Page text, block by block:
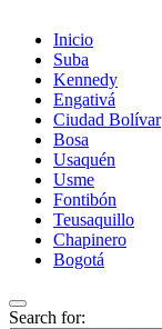
Inicio
Suba
Kennedy
Engativá
Ciudad Bolívar
Bosa
Usaquén
Usme
Fontibón
Teusaquillo
Chapinero
Bogotá
Search for: